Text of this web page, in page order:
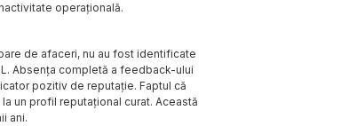
operațională.
de afaceri, nu au fost identificate
Absența completă a feedback-ului
pozitiv de reputație. Faptul că
un profil reputațional curat. Această
ani.